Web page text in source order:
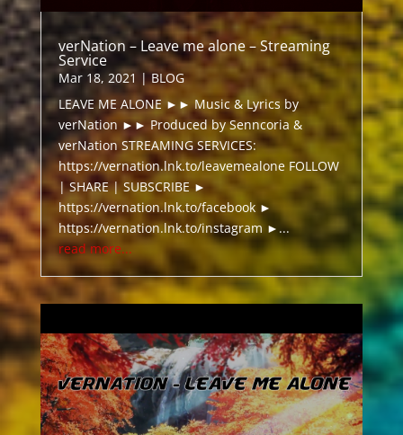
verNation – Leave me alone – Streaming
Service
Mar 18, 2021 |BLOG
LEAVE ME ALONE ►► Music & Lyrics by
verNation ►► Produced by Senncoria &
verNation STREAMING SERVICES:
https://vernation.lnk.to/leavemealone FOLLOW
| SHARE | SUBSCRIBE ►
https://vernation.lnk.to/facebook ►
https://vernation.lnk.to/instagram ►...
read more...